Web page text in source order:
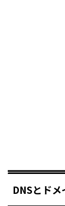
DNSとド